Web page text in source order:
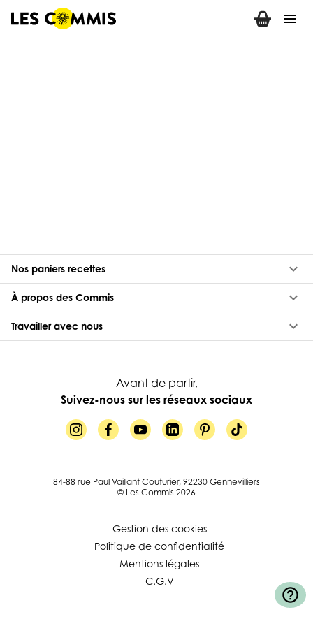
menu
Nos paniers recettes keyboard_arrow_down
À propos des Commis keyboard_arrow_down
Travailler avec nous keyboard_arrow_down
Avant de partir,
Suivez-nous sur les réseaux sociaux
84-88 rue Paul Vaillant Couturier, 92230 Gennevilliers
© Les Commis 2026
Gestion des cookies
Politique de confidentialité
Mentions légales
C.G.V
help_outline